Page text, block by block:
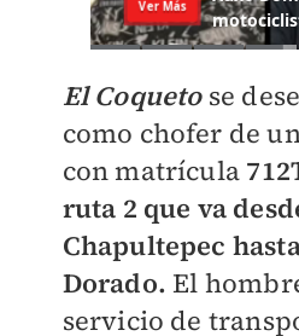
El Coqueto se
como chofer de
con matrícula
ruta 2 que va
Chapultepec
Dorado. El
servicio de